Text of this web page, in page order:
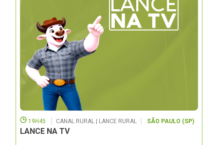
19H45 CANAL RURAL | LANCE RURAL SÃO PAULO (SP)
LANCE NA TV